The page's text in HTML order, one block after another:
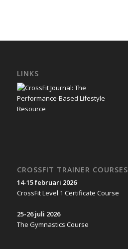
LINKS
CROSSFIT TRAINER COURSES
14-15 februari 2026
CrossFit Level 1 Certificate Course
25-26 juli 2026
The Gymnastics Course